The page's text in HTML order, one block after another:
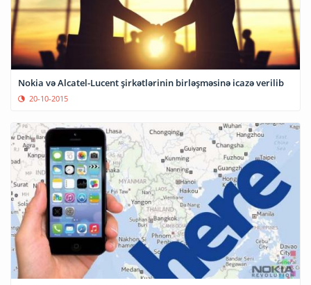
Nokia və Alcatel-Lucent şirkətlərinin birləşməsinə icazə verilib
20-10-2015